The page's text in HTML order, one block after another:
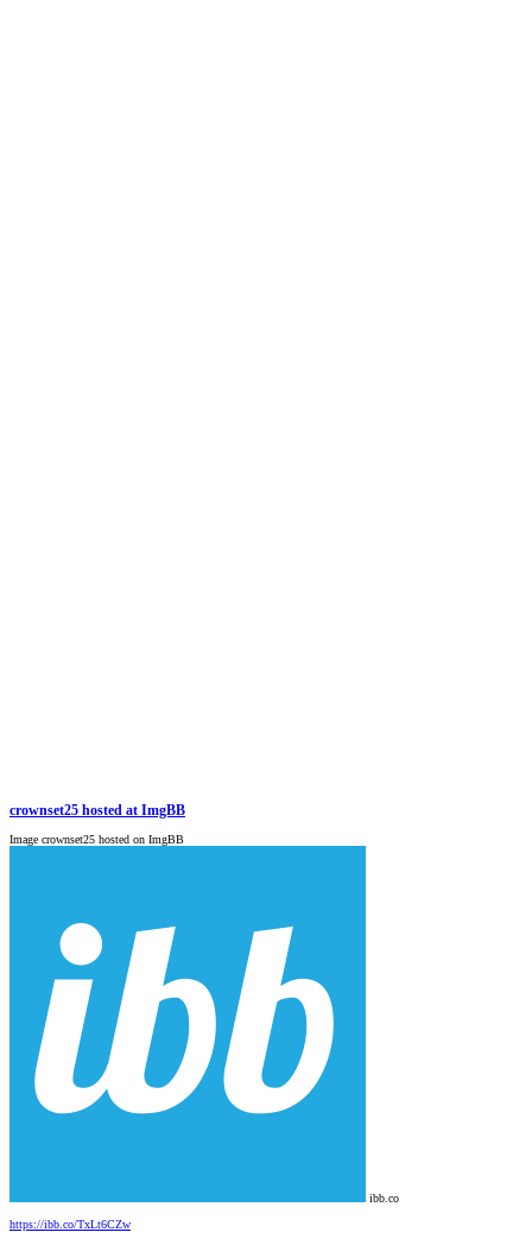
crownset25 hosted at ImgBB
Image crownset25 hosted on ImgBB
ibb.co
https://ibb.co/TxLt6CZw